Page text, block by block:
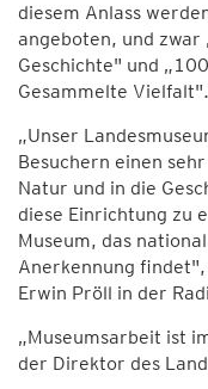
diesem Anlass
angeboten, und zwar
Geschichte" und
Gesammelte Vielfalt".
„Unser
Besuchern einen
Natur und in die
diese Einrichtung zu
Museum, das
Anerkennung
Erwin Pröll in der
„Museumsarbeit ist
der Direktor des